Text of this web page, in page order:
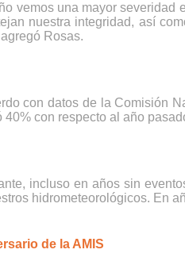
vemos una mayor
nuestra integridad, así
Rosas.
con datos de la Comisión
40% con respecto al año
incluso en años sin
hidrometeorológicos. En
de la AMIS